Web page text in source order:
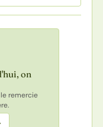
on
remercie